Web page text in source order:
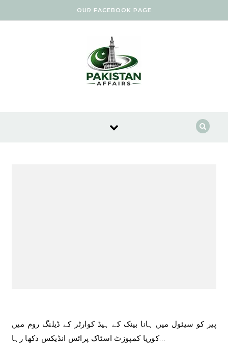
OUR FACEBOOK PAGE
پیر کو سیئول میں ہانا بینک کے ہیڈ کوارٹر کے ڈیلنگ روم میں
کوریا کمپوزٹ اسٹاک پرائس انڈیکس دکھا رہا…